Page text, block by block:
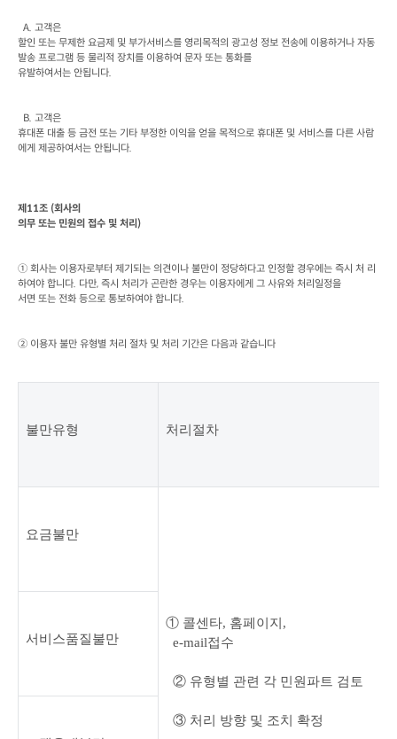
  A.
고객은
할인 또는 무제한 요금제 및 부가서비스를 영리목적의 광고성 정보 전송에 이용하거나 자동
발송 프로그램 등 물리적 장치를 이용하여 문자 또는 통화를
유발하여서는 안됩니다.
  B.
고객은
휴대폰 대출 등 금전 또는 기타 부정한 이익을 얻을 목적으로 휴대폰 및 서비스를 다른 사람
에게 제공하여서는 안됩니다.
제 11조 (회사의
의무 또는 민원의 접수 및 처리 )
① 회사는 이용자로부터 제기되는 의견이나 불만이 정당하다고 인정할 경우에는 즉시 처 리
하여야 합니다. 다만, 즉시 처리가 곤란한 경우는 이용자에게 그 사유와 처리일정을
서면 또는 전화 등으로 통보하여야 합니다.
② 이용자 불만 유형별 처리 절차 및 처리 기간은 다음과 같습니다
불만유형 처리절차
요금불만
① 콜센타, 홈페이지 ,
  e-mail
접수
② 유형별 관련 각 민원파트 검토
③ 처리 방향 및 조치 확정
서비스품질불만